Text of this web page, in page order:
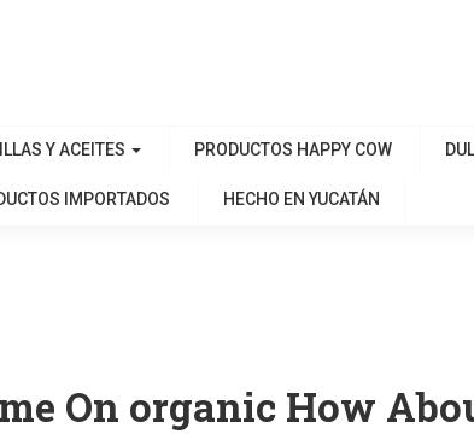
Y ACEITES PRODUCTOS HAPPY COW
IMPORTADOS HECHO EN YUCATÁN
On organic How